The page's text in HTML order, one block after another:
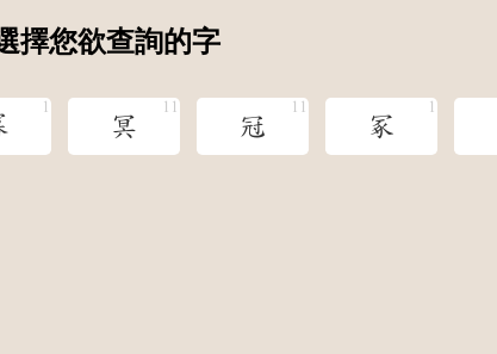
擇您欲查詢的字
冥 冠 冢